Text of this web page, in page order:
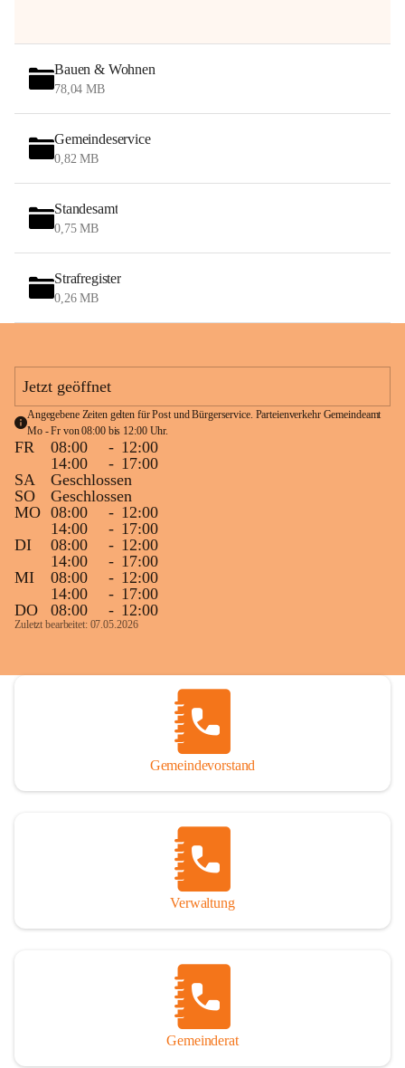
Bauen & Wohnen
78,04 MB
Gemeindeservice
0,82 MB
Standesamt
0,75 MB
Strafregister
0,26 MB
Jetzt geöffnet
Angegebene Zeiten gelten für Post und Bürgerservice. Parteienverkehr Gemeindeamt
Mo - Fr von 08:00 bis 12:00 Uhr.
FR 08:00 - 12:00
14:00
- 17:00
SA
Geschlossen
SO
Geschlossen
MO 08:00 - 12:00
14:00
- 17:00
DI
08:00 - 12:00
14:00
- 17:00
MI
08:00 - 12:00
14:00
- 17:00
DO
08:00 - 12:00
Zuletzt bearbeitet: 07.05.2026
Gemeindevorstand
Verwaltung
Gemeinderat